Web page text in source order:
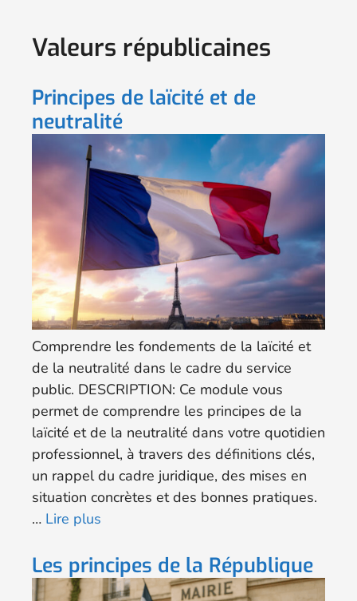
Valeurs républicaines
Principes de laïcité et de
neutralité
Comprendre les fondements de la laïcité et
de la neutralité dans le cadre du service
public. DESCRIPTION: Ce module vous
permet de comprendre les principes de la
laïcité et de la neutralité dans votre quotidien
professionnel, à travers des définitions clés,
un rappel du cadre juridique, des mises en
situation concrètes et des bonnes pratiques.
… Lire plus
Les principes de la République